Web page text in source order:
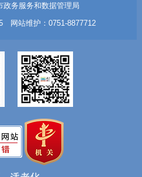
政务服务和数据管理局
网站维护：0751-8877712